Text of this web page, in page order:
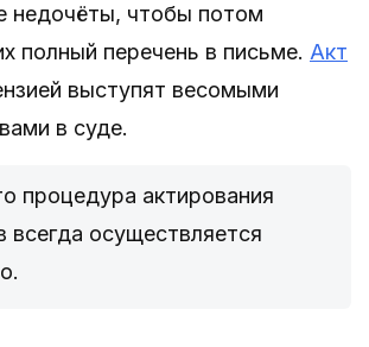
недочёты, чтобы потом
полный перечень в письме. Акт
выступят весомыми
в суде.
процедура актирования
всегда осуществляется